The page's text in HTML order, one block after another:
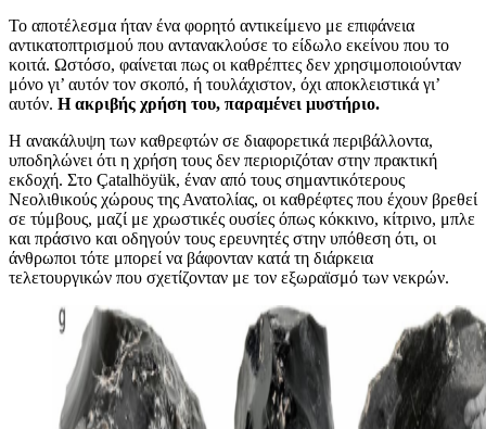
Το αποτέλεσμα ήταν ένα φορητό αντικείμενο με επιφάνεια
αντικατοπτρισμού που αντανακλούσε το είδωλο εκείνου που το
κοιτά. Ωστόσο, φαίνεται πως οι καθρέπτες δεν χρησιμοποιούνταν
μόνο γι’ αυτόν τον σκοπό, ή τουλάχιστον, όχι αποκλειστικά γι’
αυτόν. Η ακριβής χρήση του, παραμένει μυστήριο.
Η ανακάλυψη των καθρεφτών σε διαφορετικά περιβάλλοντα,
υποδηλώνει ότι η χρήση τους δεν περιοριζόταν στην πρακτική
εκδοχή. Στο Çatalhöyük, έναν από τους σημαντικότερους
Νεολιθικούς χώρους της Ανατολίας, οι καθρέφτες που έχουν βρεθεί
σε τύμβους, μαζί με χρωστικές ουσίες όπως κόκκινο, κίτρινο, μπλε
και πράσινο και οδηγούν τους ερευνητές στην υπόθεση ότι, οι
άνθρωποι τότε μπορεί να βάφονταν κατά τη διάρκεια
τελετουργικών που σχετίζονταν με τον εξωραϊσμό των νεκρών.